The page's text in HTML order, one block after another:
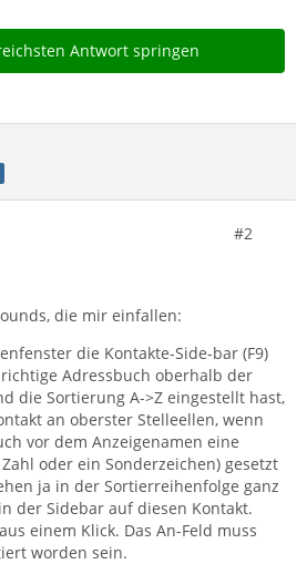
Antwort springen
#2
die mir einfallen:
die Kontakte-Side-bar (F9)
Adressbuch oberhalb der
die Sortierung A->Z eingestellt hast,
an oberster Stelleellen, wenn
vor dem Anzeigenamen eine
oder ein Sonderzeichen) gesetzt
ja in der Sortierreihenfolge ganz
der Sidebar auf diesen Kontakt.
einem Klick. Das An-Feld muss
worden sein.